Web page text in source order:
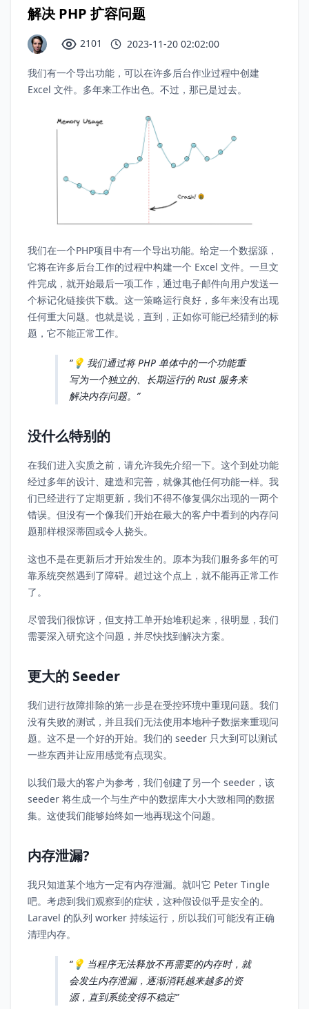
解决 PHP 扩容问题
2101 2023-11-20 02:02:00
我们有一个导出功能，可以在许多后台作业过程中创建
Excel 文件。多年来工作出色。不过，那已是过去。
我们在一个PHP项目中有一个导出功能。给定一个数据源，
它将在许多后台工作的过程中构建一个 Excel 文件。一旦文
件完成，就开始最后一项工作，通过电子邮件向用户发送一
个标记化链接供下载。这一策略运行良好，多年来没有出现
任何重大问题。也就是说，直到，正如你可能已经猜到的标
题，它不能正常工作。
💡 我们通过将 PHP 单体中的一个功能重
写为一个独立的、长期运行的 Rust 服务来
解决内存问题。
没什么特别的
在我们进入实质之前，请允许我先介绍一下。这个到处功能
经过多年的设计、建造和完善，就像其他任何功能一样。我
们已经进行了定期更新，我们不得不修复偶尔出现的一两个
错误。但没有一个像我们开始在最大的客户中看到的内存问
题那样根深蒂固或令人挠头。
这也不是在更新后才开始发生的。原本为我们服务多年的可
靠系统突然遇到了障碍。超过这个点上，就不能再正常工作
了。
尽管我们很惊讶，但支持工单开始堆积起来，很明显，我们
需要深入研究这个问题，并尽快找到解决方案。
更大的 Seeder
我们进行故障排除的第一步是在受控环境中重现问题。我们
没有失败的测试，并且我们无法使用本地种子数据来重现问
题。这不是一个好的开始。我们的 seeder 只大到可以测试
一些东西并让应用感觉有点现实。
以我们最大的客户为参考，我们创建了另一个 seeder，该
seeder 将生成一个与生产中的数据库大小大致相同的数据
集。这使我们能够始终如一地再现这个问题。
内存泄漏?
我只知道某个地方一定有内存泄漏。就叫它 Peter Tingle
吧。考虑到我们观察到的症状，这种假设似乎是安全的。
Laravel 的队列 worker 持续运行，所以我们可能没有正确
清理内存。
💡 当程序无法释放不再需要的内存时，就
会发生内存泄漏，逐渐消耗越来越多的资
源，直到系统变得不稳定